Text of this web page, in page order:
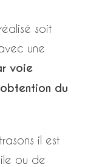
soit
une
voie
du
il est
ou de